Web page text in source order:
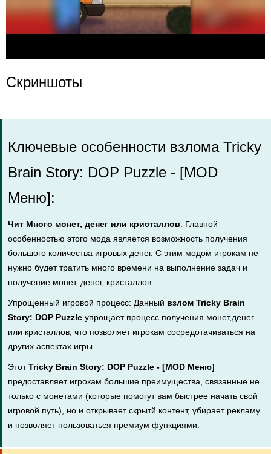
Скриншоты
Ключевые особенности взлома Tricky
Brain Story: DOP Puzzle - [MOD
Меню]:
Чит Много монет, денег или кристаллов: Главной
особенностью этого мода является возможность получения
большого количества игровых денег. С этим модом игрокам не
нужно будет тратить много времени на выполнение задач и
получение монет, денег, кристаллов.
Упрощенный игровой процесс: Данный взлом Tricky Brain
Story: DOP Puzzle упрощает процесс получения монет,денег
или кристаллов, что позволяет игрокам сосредотачиваться на
других аспектах игры.
ЭтотTricky Brain Story: DOP Puzzle - [MOD Меню]
предоставляет игрокам большие преимущества, связанные не
только с монетами (которые помогут вам быстрее начать свой
игровой путь), но и открывает скрытй контент, убирает рекламу
и позволяет пользоваться премиум функциями.